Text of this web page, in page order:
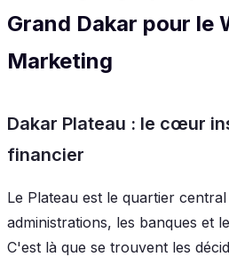
Grand Dakar pour le
Marketing
Dakar Plateau : le cœur
financier
Le Plateau est le quartier
administrations, les banques et
C'est là que se trouvent les